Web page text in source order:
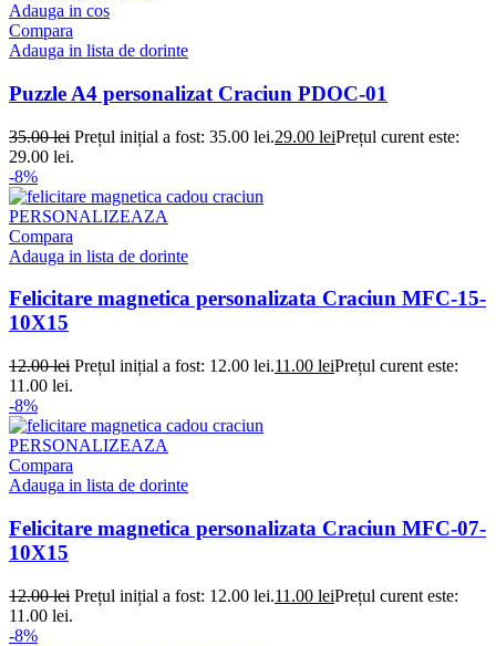
Adauga in cos
Compara
Adauga in lista de dorinte
Puzzle A4 personalizat Craciun PDOC-01
35.00lei Prețul inițial a fost: 35.00 lei.29.00 leiPrețul curent este:
29.00 lei.
-8%
PERSONALIZEAZA
Compara
Adauga in lista de dorinte
Felicitare magnetica personalizata Craciun MFC-15-
10X15
12.00lei Prețul inițial a fost: 12.00 lei.11.00 leiPrețul curent este:
11.00 lei.
-8%
PERSONALIZEAZA
Compara
Adauga in lista de dorinte
Felicitare magnetica personalizata Craciun MFC-07-
10X15
12.00lei Prețul inițial a fost: 12.00 lei.11.00 leiPrețul curent este:
11.00 lei.
-8%